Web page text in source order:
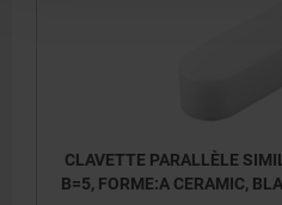
CLAVETTE PARALLÈLE
B=5, FORME:A CERAMIC,